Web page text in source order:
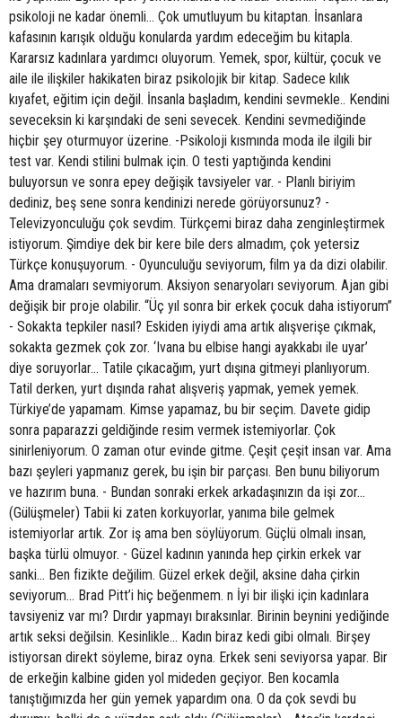
psikoloji ne kadar önemli... Çok umutluyum bu kitaptan. İnsanlara
kafasının karışık olduğu konularda yardım edeceğim bu kitapla.
Kararsız kadınlara yardımcı oluyorum. Yemek, spor, kültür, çocuk ve
aile ile ilişkiler hakikaten biraz psikolojik bir kitap. Sadece kılık
kıyafet, eğitim için değil. İnsanla başladım, kendini sevmekle.. Kendini
seveceksin ki karşındaki de seni sevecek. Kendini sevmediğinde
hiçbir şey oturmuyor üzerine. -Psikoloji kısmında moda ile ilgili bir
test var. Kendi stilini bulmak için. O testi yaptığında kendini
buluyorsun ve sonra epey değişik tavsiyeler var. - Planlı biriyim
dediniz, beş sene sonra kendinizi nerede görüyorsunuz? -
Televizyonculuğu çok sevdim. Türkçemi biraz daha zenginleştirmek
istiyorum. Şimdiye dek bir kere bile ders almadım, çok yetersiz
Türkçe konuşuyorum. - Oyunculuğu seviyorum, film ya da dizi olabilir.
Ama dramaları sevmiyorum. Aksiyon senaryoları seviyorum. Ajan gibi
değişik bir proje olabilir. “Üç yıl sonra bir erkek çocuk daha istiyorum”
- Sokakta tepkiler nasıl? Eskiden iyiydi ama artık alışverişe çıkmak,
sokakta gezmek çok zor. ‘Ivana bu elbise hangi ayakkabı ile uyar’
diye soruyorlar... Tatile çıkacağım, yurt dışına gitmeyi planlıyorum.
Tatil derken, yurt dışında rahat alışveriş yapmak, yemek yemek.
Türkiye’de yapamam. Kimse yapamaz, bu bir seçim. Davete gidip
sonra paparazzi geldiğinde resim vermek istemiyorlar. Çok
sinirleniyorum. O zaman otur evinde gitme. Çeşit çeşit insan var. Ama
bazı şeyleri yapmanız gerek, bu işin bir parçası. Ben bunu biliyorum
ve hazırım buna. - Bundan sonraki erkek arkadaşınızın da işi zor...
(Gülüşmeler) Tabii ki zaten korkuyorlar, yanıma bile gelmek
istemiyorlar artık. Zor iş ama ben söylüyorum. Güçlü olmalı insan,
başka türlü olmuyor. - Güzel kadının yanında hep çirkin erkek var
sanki... Ben fizikte değilim. Güzel erkek değil, aksine daha çirkin
seviyorum... Brad Pitt’i hiç beğenmem. n İyi bir ilişki için kadınlara
tavsiyeniz var mı? Dırdır yapmayı bıraksınlar. Birinin beynini yediğinde
artık seksi değilsin. Kesinlikle... Kadın biraz kedi gibi olmalı. Birşey
istiyorsan direkt söyleme, biraz oyna. Erkek seni seviyorsa yapar. Bir
de erkeğin kalbine giden yol mideden geçiyor. Ben kocamla
tanıştığımızda her gün yemek yapardım ona. O da çok sevdi bu